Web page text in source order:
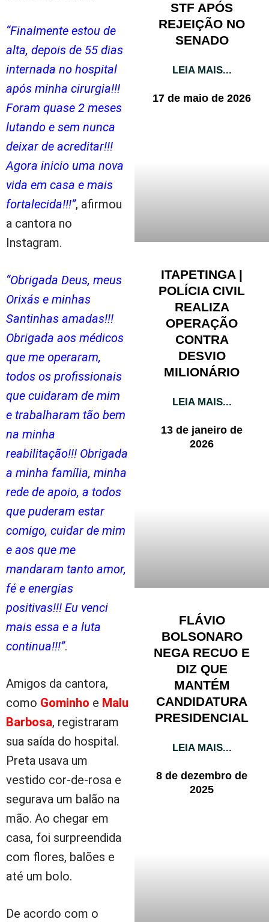
“Finalmente estou de
alta, depois de 55 dias
internada no hospital
após minha cirurgia!!!
Foram quase 2 meses
lutando e sem nunca
deixar de acreditar!!!
Agora inicio uma nova
vida em casa e mais
fortalecida!!!”, afirmou
a cantora no
Instagram.
“Obrigada Deus, meus
Orixás e minhas
Santinhas amadas!!!
Obrigada aos médicos
que me operaram,
todos os profissionais
que cuidaram de mim
e trabalharam tão bem
na minha
reabilitação!!! Obrigada
a minha família, minha
rede de apoio, a todos
que puderam estar
comigo, cuidar de mim
e aos que me
mandaram tanto amor,
fé e energias
positivas!!! Eu venci
mais essa e a luta
continua!!!”.
Amigos da cantora,
como Gominho e Malu
Barbosa, registraram
sua saída do hospital.
Preta usava um
vestido cor-de-rosa e
segurava um balão na
mão. Ao chegar em
casa, foi surpreendida
com flores, balões e
até um bolo.
De acordo com o
STF APÓS
REJEIÇÃO NO
SENADO
LEIA MAIS...
17 de maio de 2026
ITAPETINGA |
POLÍCIA CIVIL
REALIZA
OPERAÇÃO
CONTRA
DESVIO
MILIONÁRIO
LEIA MAIS...
13 de janeiro de
2026
FLÁVIO
BOLSONARO
NEGA RECUO E
DIZ QUE
MANTÉM
CANDIDATURA
PRESIDENCIAL
LEIA MAIS...
8 de dezembro de
2025